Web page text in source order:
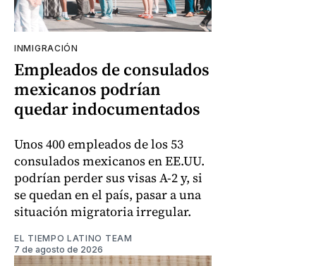
INMIGRACIÓN
Empleados de consulados
mexicanos podrían
quedar indocumentados
Unos 400 empleados de los 53
consulados mexicanos en EE.UU.
podrían perder sus visas A-2 y, si
se quedan en el país, pasar a una
situación migratoria irregular.
EL TIEMPO LATINO TEAM
7 de agosto de 2026